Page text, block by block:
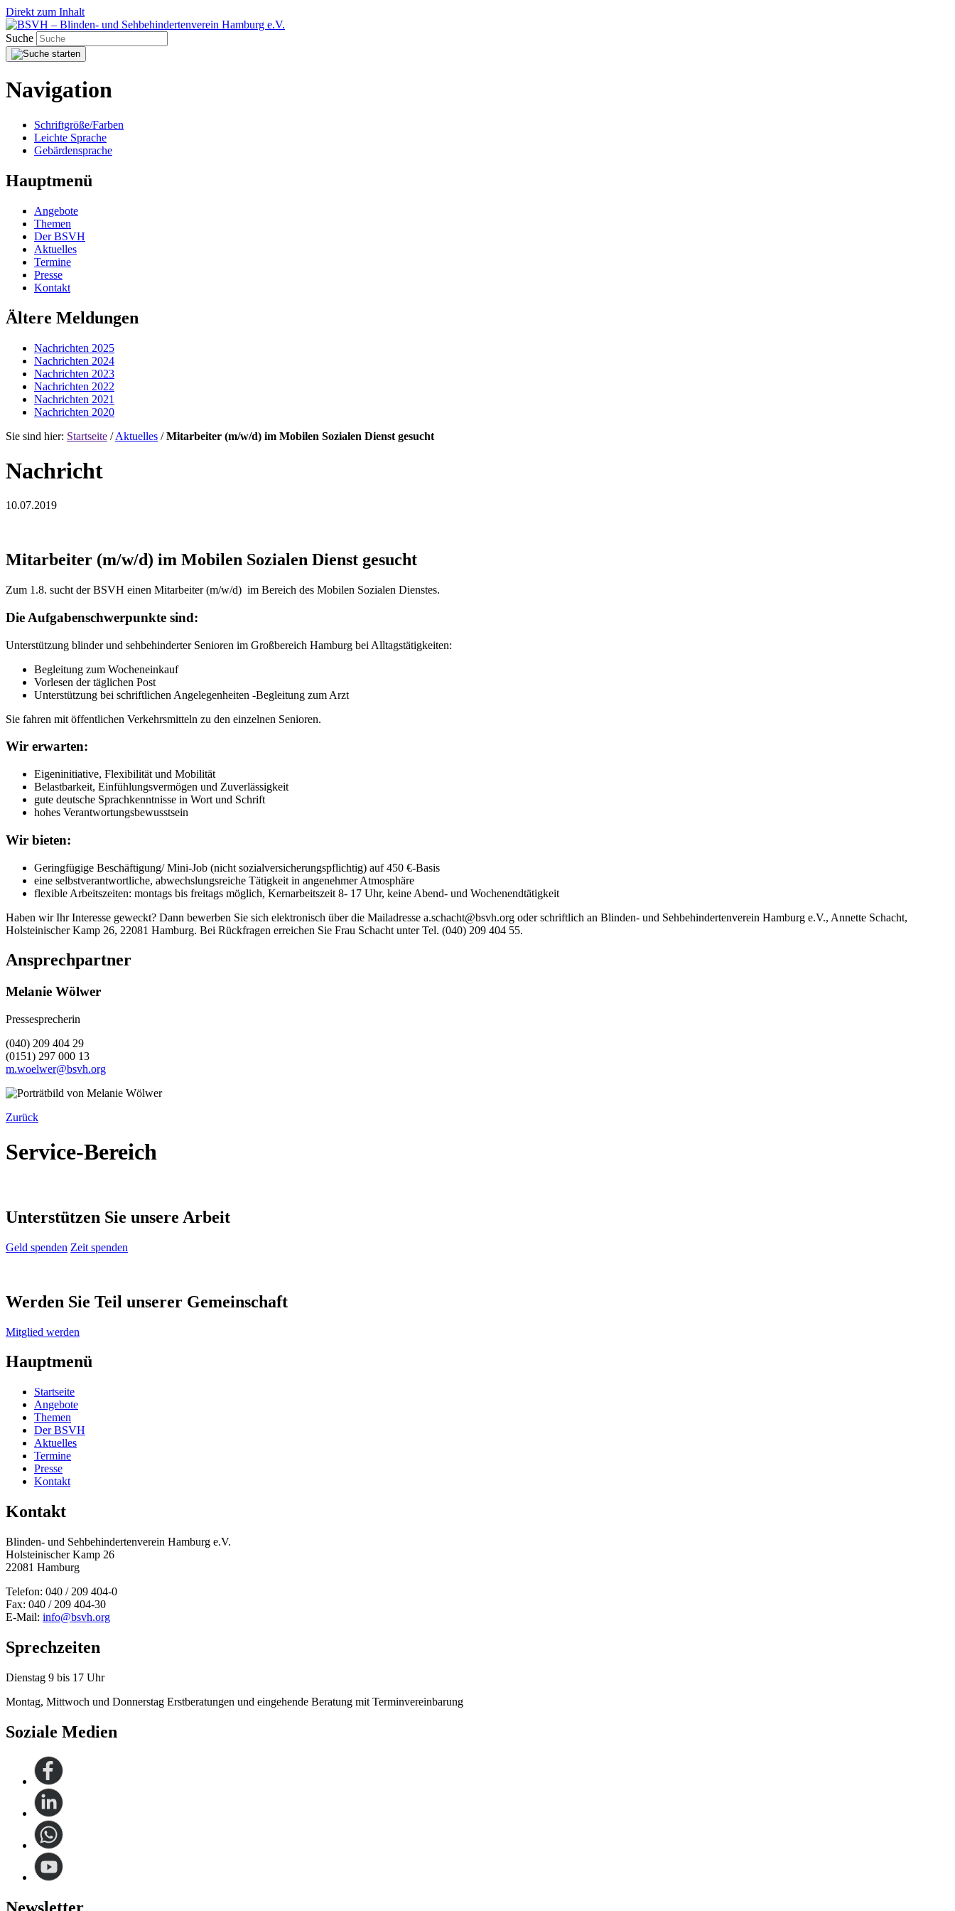
Direkt zum Inhalt
Suche
Navigation
Schriftgröße/Farben
Leichte Sprache
Gebärdensprache
Hauptmenü
Angebote
Themen
Der BSVH
Aktuelles
Termine
Presse
Kontakt
Ältere Meldungen
Nachrichten 2025
Nachrichten 2024
Nachrichten 2023
Nachrichten 2022
Nachrichten 2021
Nachrichten 2020
Sie sind hier: Startseite /Aktuelles /Mitarbeiter (m/w/d) im Mobilen Sozialen Dienst gesucht
Nachricht
10.07.2019
Mitarbeiter (m/w/d) im Mobilen Sozialen Dienst gesucht
Zum 1.8. sucht der BSVH einen Mitarbeiter (m/w/d) im Bereich des Mobilen Sozialen Dienstes.
Die Aufgabenschwerpunkte sind:
Unterstützung blinder und sehbehinderter Senioren im Großbereich Hamburg bei Alltagstätigkeiten:
Begleitung zum Wocheneinkauf
Vorlesen der täglichen Post
Unterstützung bei schriftlichen Angelegenheiten -Begleitung zum Arzt
Sie fahren mit öffentlichen Verkehrsmitteln zu den einzelnen Senioren.
Wir erwarten:
Eigeninitiative, Flexibilität und Mobilität
Belastbarkeit, Einfühlungsvermögen und Zuverlässigkeit
gute deutsche Sprachkenntnisse in Wort und Schrift
hohes Verantwortungsbewusstsein
Wir bieten:
Geringfügige Beschäftigung/ Mini-Job (nicht sozialversicherungspflichtig) auf 450 €-Basis
eine selbstverantwortliche, abwechslungsreiche Tätigkeit in angenehmer Atmosphäre
flexible Arbeitszeiten: montags bis freitags möglich, Kernarbeitszeit 8- 17 Uhr, keine Abend- und Wochenendtätigkeit
Haben wir Ihr Interesse geweckt? Dann bewerben Sie sich elektronisch über die Mailadresse a.schacht@bsvh.org oder schriftlich an Blinden- und Sehbehindertenverein Hamburg e.V., Annette Schacht,
Holsteinischer Kamp 26, 22081 Hamburg. Bei Rückfragen erreichen Sie Frau Schacht unter Tel. (040) 209 404 55.
Ansprechpartner
Melanie Wölwer
Pressesprecherin
(040) 209 404 29
(0151) 297 000 13
m.woelwer@bsvh.org
Zurück
Service-Bereich
Unterstützen Sie unsere Arbeit
Geld spenden Zeit spenden
Werden Sie Teil unserer Gemeinschaft
Mitglied werden
Hauptmenü
Startseite
Angebote
Themen
Der BSVH
Aktuelles
Termine
Presse
Kontakt
Kontakt
Blinden- und Sehbehinderten­verein Hamburg e.V.
Holsteinischer Kamp 26
22081 Hamburg
Telefon: 040 / 209 404-0
Fax: 040 / 209 404-30
E-Mail: info@bsvh.org
Sprechzeiten
Dienstag 9 bis 17 Uhr
Montag, Mittwoch und Donnerstag Erstberatungen und eingehende Beratung mit Terminvereinbarung
Soziale Medien
Newsletter